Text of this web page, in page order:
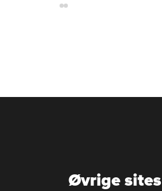
Øvrige sites